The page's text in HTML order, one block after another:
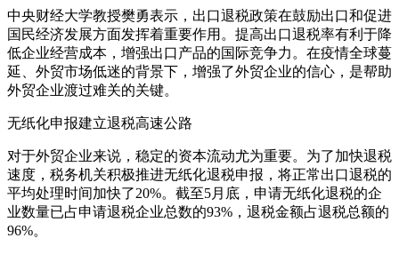
中央财经大学教授樊勇表示，出口退税政策在鼓励出口和促进
国民经济发展方面发挥着重要作用。提高出口退税率有利于降
低企业经营成本，增强出口产品的国际竞争力。在疫情全球蔓
延、外贸市场低迷的背景下，增强了外贸企业的信心，是帮助
外贸企业渡过难关的关键。
无纸化申报建立退税高速公路
对于外贸企业来说，稳定的资本流动尤为重要。为了加快退税
速度，税务机关积极推进无纸化退税申报，将正常出口退税的
平均处理时间加快了20%。截至5月底，申请无纸化退税的企
业数量已占申请退税企业总数的93%，退税金额占退税总额的
96%。